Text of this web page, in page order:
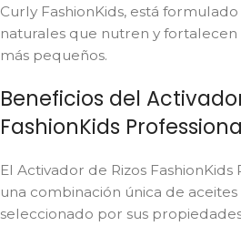
Curly FashionKids, está
naturales que nutren y
más pequeños.
Beneficios del
FashionKids
El Activador de Rizos
una combinación única de
seleccionado por sus